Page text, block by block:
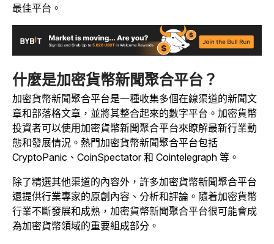
最佳平台。
什麼是加密貨幣新聞聚合平台？
加密貨幣新聞聚合平台是一種收集多個在線渠道的新聞文
章和部落格文章，並將其整合起來的數字平台。加密貨幣
投資者可以使用加密貨幣新聞聚合平台來瞭解最新行業動
態和發展情況。熱門加密貨幣新聞聚合平台包括
CryptoPanic、CoinSpectator 和 Cointelegraph 等。
除了精選其他渠道的內容外，許多加密貨幣新聞聚合平台
還提供行業專家的原創內容、分析和評論。隨着加密貨幣
行業不斷發展和成熟，加密貨幣新聞聚合平台很可能會成
為加密貨幣領域的重要組成部分。